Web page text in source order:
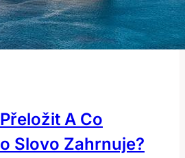
A Co
Slovo Zahrnuje?